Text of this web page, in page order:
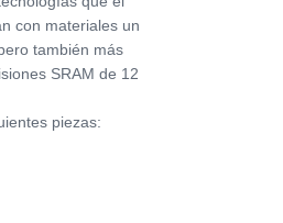
con materiales un
también más
SRAM de 12
piezas: